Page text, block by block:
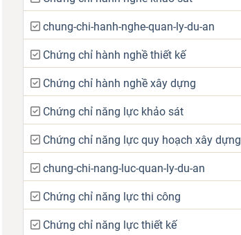
chung-chi-hanh-nghe-quan-ly-du-an
Chứng chỉ hành nghề thiết kế
Chứng chỉ hành nghề xây dựng
Chứng chỉ năng lực khảo sát
Chứng chỉ năng lực quy hoạch xây dựng
chung-chi-nang-luc-quan-ly-du-an
Chứng chỉ năng lực thi công
Chứng chỉ năng lực thiết kế